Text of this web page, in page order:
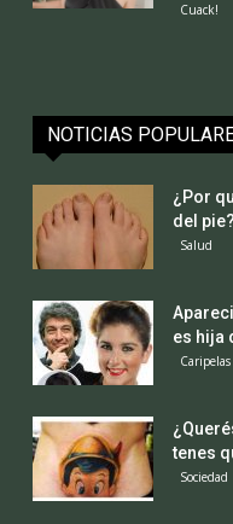
Cuack!
NOTICIAS
¿Por
del pie?
Salud
es hija
Caripelas
tenes
Sociedad